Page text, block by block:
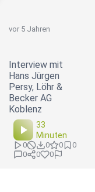
vor 5 Jahren
Interview mit
Hans Jürgen
Persy, Löhr &
Becker AG
Koblenz
33
Minuten
0 0 0
0
0
0 0